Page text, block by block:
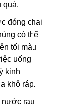
quả.
đóng chai
có thể
tối màu
uống
kinh
khô ráp.
nước rau